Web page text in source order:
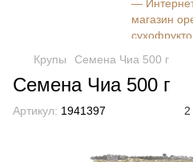
Крупы Семена Чиа 500 г
Семена Чиа 500 г
Артикул: 1941397 2